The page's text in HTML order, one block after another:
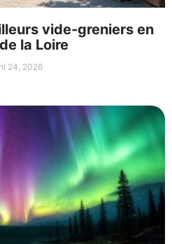
vide-greniers en
la Loire
24, 2026